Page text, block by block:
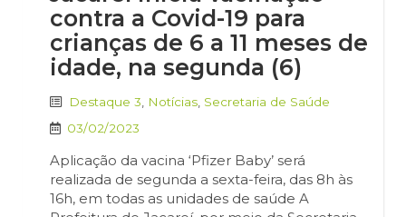
contra a Covid-19 para
crianças de 6 a 11 meses de
idade, na segunda (6)
Destaque 3 Notícias Secretaria de Saúde
03/02/2023
Aplicação da vacina ‘Pfizer Baby’ será
realizada de segunda a sexta-feira, das 8h às
16h, em todas as unidades de saúde A